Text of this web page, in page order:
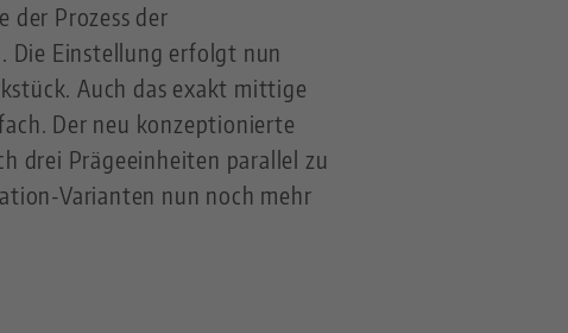
der Prozess der
Die Einstellung erfolgt nun
Auch das exakt mittige
Der neu konzeptionierte
drei Prägeeinheiten parallel zu
Varianten nun noch mehr